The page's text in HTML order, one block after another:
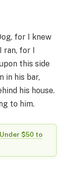
for I knew
ran, for I
this side
in his bar,
his house.
to him.
$50 to